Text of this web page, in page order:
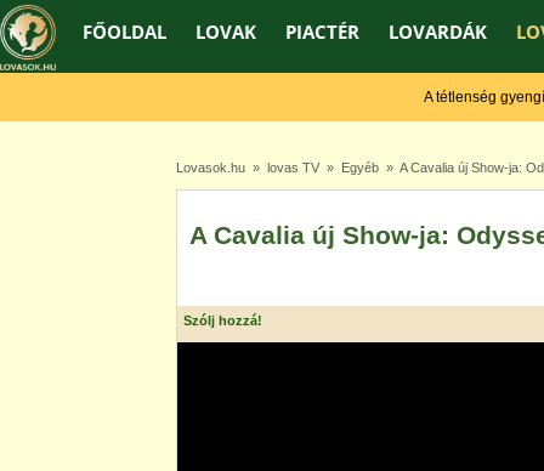
FŐOLDAL LOVAK PIACTÉR LOVARDÁK
A tétlenség
Lovasok.hu» lovas TV» Egyéb» A Cavalia új Show-ja:
A Cavalia új Show-ja:
Szólj hozzá!